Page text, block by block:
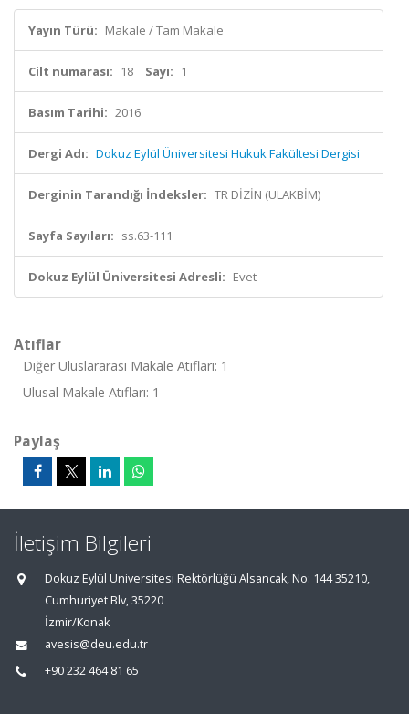
Yayın Türü: Makale / Tam Makale
Cilt numarası: 18 Sayı: 1
Basım Tarihi: 2016
Dergi Adı: Dokuz Eylül Üniversitesi Hukuk Fakültesi Dergisi
Derginin Tarandığı İndeksler: TR DİZİN (ULAKBİM)
Sayfa Sayıları: ss.63-111
Dokuz Eylül Üniversitesi Adresli: Evet
Atıflar
Diğer Uluslararası Makale Atıfları: 1
Ulusal Makale Atıfları: 1
Paylaş
İletişim Bilgileri
Dokuz Eylül Üniversitesi Rektörlüğü Alsancak, No: 144 35210,
Cumhuriyet Blv, 35220
İzmir/Konak
avesis@deu.edu.tr
+90 232 464 81 65